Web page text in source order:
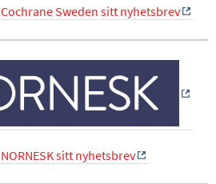
Cochrane Sweden sitt nyhetsbrev
NORNESK sitt nyhetsbrev